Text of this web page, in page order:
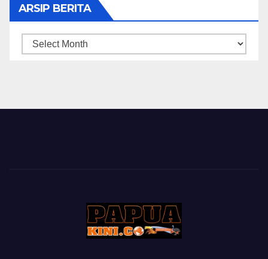
ARSIP BERITA
ARSIP